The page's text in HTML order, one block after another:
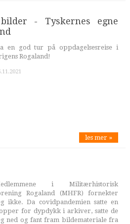
- Tyskernes egne
en god tur på oppdagelsesreise i
Rogaland!
les mer »
i Militærhistorisk
Rogaland (MHFR) fornekter
ikke. Da covidpandemien satte en
for dypdykk i arkiver, satte de
ned og fant fram bildemateriale fra